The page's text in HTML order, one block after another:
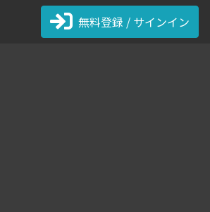
無料登録 / サインイン